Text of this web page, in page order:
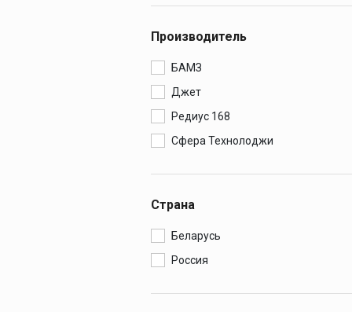
Производитель
БАМЗ
Джет
Редиус 168
Сфера Технолоджи
Страна
Беларусь
Россия